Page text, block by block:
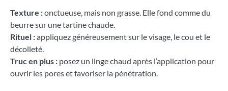
Texture :onctueuse, mais non grasse. Elle fond comme du
beurre sur une tartine chaude.
Rituel :appliquez généreusement sur le visage, le cou et le
décolleté.
Truc en plus : posez un linge chaud après l’application pour
ouvrir les pores et favoriser la pénétration.